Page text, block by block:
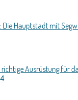
Hauptstadt mit
richtige Ausrüstung für